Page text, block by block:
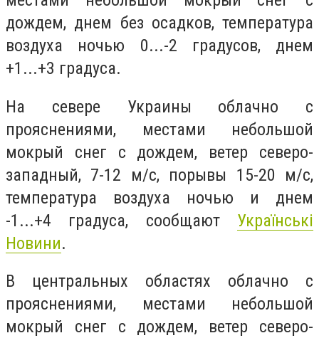
дождем, днем без осадков, температура
воздуха ночью 0...-2 градусов, днем
+1...+3 градуса.
На севере Украины облачно с
прояснениями, местами небольшой
мокрый снег с дождем, ветер северо-
западный, 7-12 м/с, порывы 15-20 м/с,
температура воздуха ночью и днем
-1...+4 градуса, сообщают Українські
Новини.
В центральных областях облачно с
прояснениями, местами небольшой
мокрый снег с дождем, ветер северо-